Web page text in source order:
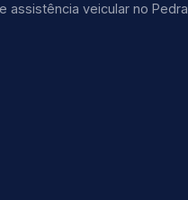
assistência veicular no Pedra